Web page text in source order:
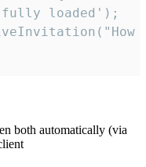
loaded');
both automatically (via